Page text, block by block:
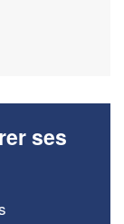
ses